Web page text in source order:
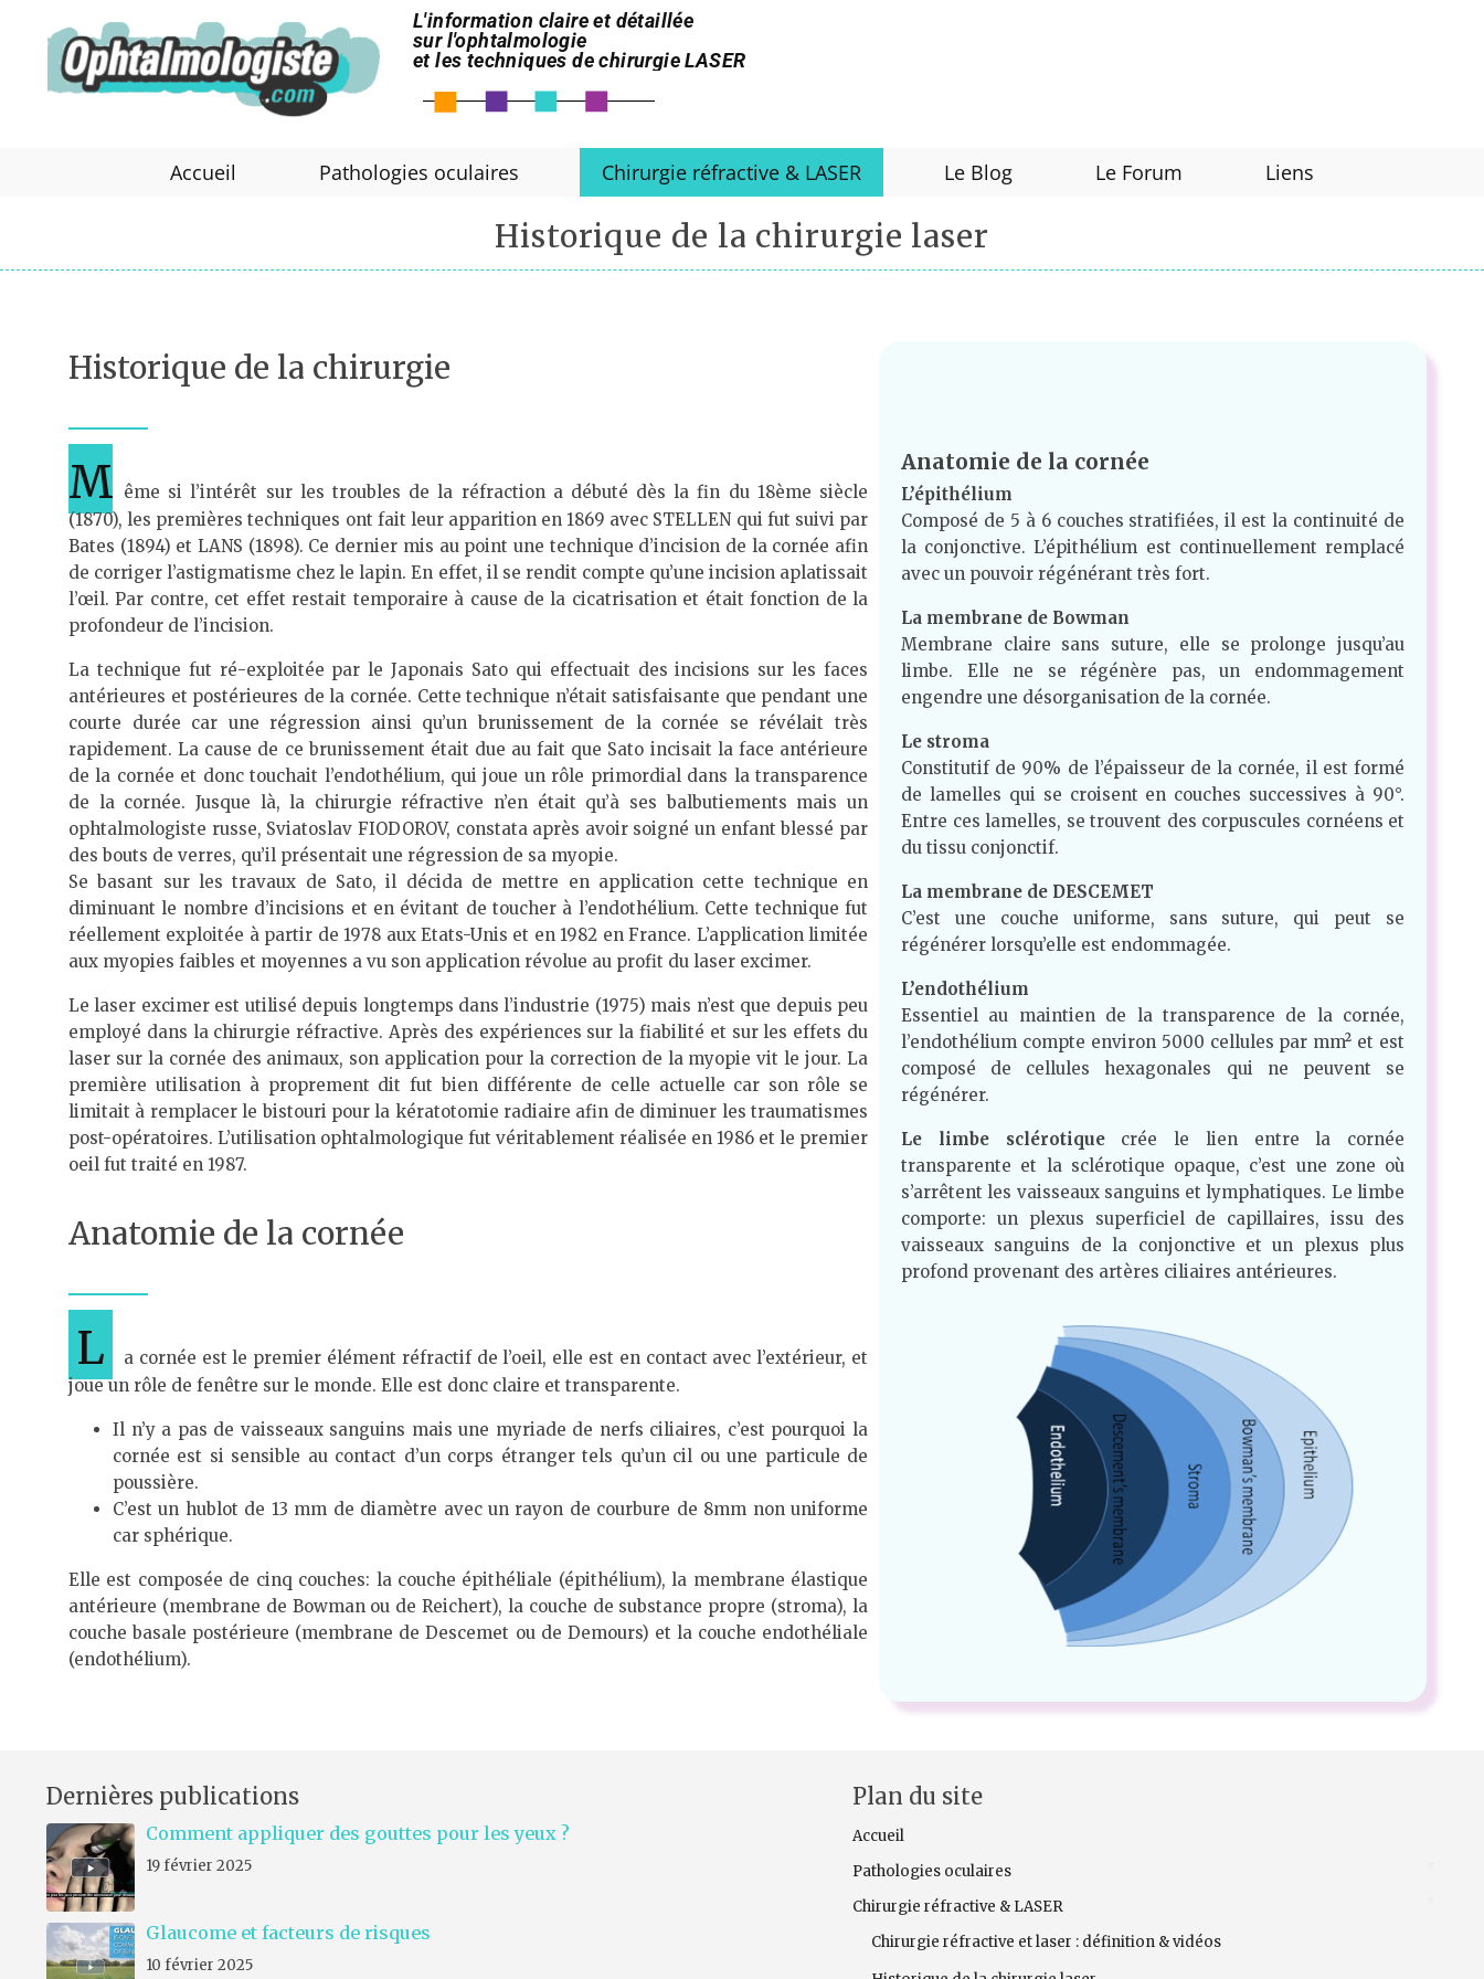
L'information claire et détaillée
sur l'ophtalmologie
et les techniques de chirurgie LASER
Accueil Pathologies oculaires Chirurgie réfractive & LASER Le Blog Le Forum Liens
Historique de la chirurgie laser
Historique de la chirurgie
M ême si l’intérêt sur les troubles de la réfraction a débuté dès la fin du 18ème siècle
(1870), les premières techniques ont fait leur apparition en 1869 avec STELLEN qui fut suivi par
Bates (1894) et LANS (1898). Ce dernier mis au point une technique d’incision de la cornée afin
de corriger l’astigmatisme chez le lapin. En effet, il se rendit compte qu’une incision aplatissait
l’œil. Par contre, cet effet restait temporaire à cause de la cicatrisation et était fonction de la
profondeur de l’incision.
La technique fut ré-exploitée par le Japonais Sato qui effectuait des incisions sur les faces
antérieures et postérieures de la cornée. Cette technique n’était satisfaisante que pendant une
courte durée car une régression ainsi qu’un brunissement de la cornée se révélait très
rapidement. La cause de ce brunissement était due au fait que Sato incisait la face antérieure
de la cornée et donc touchait l’endothélium, qui joue un rôle primordial dans la transparence
de la cornée. Jusque là, la chirurgie réfractive n’en était qu’à ses balbutiements mais un
ophtalmologiste russe, Sviatoslav FIODOROV, constata après avoir soigné un enfant blessé par
des bouts de verres, qu’il présentait une régression de sa myopie.
Se basant sur les travaux de Sato, il décida de mettre en application cette technique en
diminuant le nombre d’incisions et en évitant de toucher à l’endothélium. Cette technique fut
réellement exploitée à partir de 1978 aux Etats-Unis et en 1982 en France. L’application limitée
aux myopies faibles et moyennes a vu son application révolue au profit du laser excimer.
Le laser excimer est utilisé depuis longtemps dans l’industrie (1975) mais n’est que depuis peu
employé dans la chirurgie réfractive. Après des expériences sur la fiabilité et sur les effets du
laser sur la cornée des animaux, son application pour la correction de la myopie vit le jour. La
première utilisation à proprement dit fut bien différente de celle actuelle car son rôle se
limitait à remplacer le bistouri pour la kératotomie radiaire afin de diminuer les traumatismes
post-opératoires. L’utilisation ophtalmologique fut véritablement réalisée en 1986 et le premier
oeil fut traité en 1987.
Anatomie de la cornée
L
a cornée est le premier élément réfractif de l’oeil, elle est en contact avec l’extérieur, et
joue un rôle de fenêtre sur le monde. Elle est donc claire et transparente.
Il n’y a pas de vaisseaux sanguins mais une myriade de nerfs ciliaires, c’est pourquoi la
cornée est si sensible au contact d’un corps étranger tels qu’un cil ou une particule de
poussière.
C’est un hublot de 13 mm de diamètre avec un rayon de courbure de 8mm non uniforme
car sphérique.
Elle est composée de cinq couches: la couche épithéliale (épithélium), la membrane élastique
antérieure (membrane de Bowman ou de Reichert), la couche de substance propre (stroma), la
couche basale postérieure (membrane de Descemet ou de Demours) et la couche endothéliale
(endothélium).
Anatomie de la cornée
L’épithélium
Composé de 5 à 6 couches stratifiées, il est la continuité de
la conjonctive. L’épithélium est continuellement remplacé
avec un pouvoir régénérant très fort.
La membrane de Bowman
Membrane claire sans suture, elle se prolonge jusqu’au
limbe. Elle ne se régénère pas, un endommagement
engendre une désorganisation de la cornée.
Le stroma
Constitutif de 90% de l’épaisseur de la cornée, il est formé
de lamelles qui se croisent en couches successives à 90°.
Entre ces lamelles, se trouvent des corpuscules cornéens et
du tissu conjonctif.
La membrane de DESCEMET
C’est une couche uniforme, sans suture, qui peut se
régénérer lorsqu’elle est endommagée.
L’endothélium
Essentiel au maintien de la transparence de la cornée,
l’endothélium compte environ 5000 cellules par mm² et est
composé de cellules hexagonales qui ne peuvent se
régénérer.
Le limbe sclérotiquecrée le lien entre la cornée
transparente et la sclérotique opaque, c’est une zone où
s’arrêtent les vaisseaux sanguins et lymphatiques. Le limbe
comporte: un plexus superficiel de capillaires, issu des
vaisseaux sanguins de la conjonctive et un plexus plus
profond provenant des artères ciliaires antérieures.
Dernières publications
Comment appliquer des gouttes pour les yeux ?
19 février 2025
Glaucome et facteurs de risques
10 février 2025
Plan du site
Accueil
Pathologies oculaires
Chirurgie réfractive & LASER
Chirurgie réfractive et laser : définition & vidéos